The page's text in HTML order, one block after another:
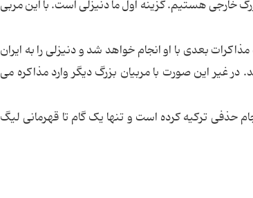
خارجی هستیم. گزینه اول ما دنیزلی است. با این مربی
بعدی با او انجام خواهد شد و دنیزلی را به ایران
غیر این صورت با مربیان بزرگ دیگر وارد مذاكره می
حذفی ترکیه کرده است و تنها یک گام تا قهرمانی لیگ